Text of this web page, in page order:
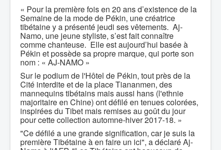
« Pour la première fois en 20 ans d’existence de la
Semaine de la mode de Pékin, une créatrice
tibétaine y a présenté jeudi ses vêtements. Aj-
Namo, une jeune styliste, s’est fait connaître
comme chanteuse. Elle est aujourd’hui basée à
Pékin et possède sa propre marque, qui porte son
nom : « AJ-NAMO »
Sur le podium de l'Hôtel de Pékin, tout près de la
Cité interdite et de la place Tiananmen, des
mannequins tibétains mais aussi hans (l'ethnie
majoritaire en Chine) ont défilé en tenues colorées,
inspirées du Tibet mais remises au goût du jour
pour cette collection automne-hiver 2017-18. »
"Ce défilé a une grande signification, car je suis la
première Tibétaine à en faire un ici", a déclaré Aj-